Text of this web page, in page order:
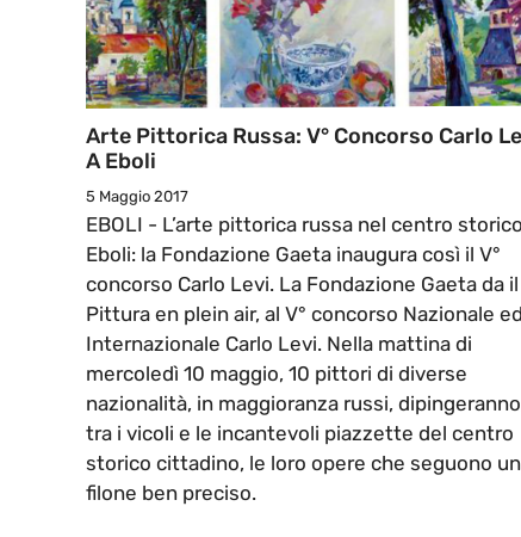
Arte Pittorica Russa: V° Concorso Carlo
A Eboli
5 Maggio 2017
EBOLI - L’arte pittorica russa nel centro
Eboli: la Fondazione Gaeta inaugura così il V°
concorso Carlo Levi. La Fondazione Gaeta da
Pittura en plein air, al V° concorso Nazionale ed
Internazionale Carlo Levi. Nella mattina di
mercoledì 10 maggio, 10 pittori di diverse
nazionalità, in maggioranza russi,
tra i vicoli e le incantevoli piazzette del centro
storico cittadino, le loro opere che seguono un
filone ben preciso.